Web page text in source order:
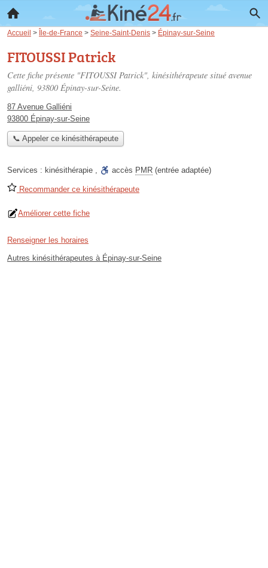
Accueil > Île-de-France > Seine-Saint-Denis > Épinay-sur-Seine
FITOUSSI Patrick
Cette fiche présente "FITOUSSI Patrick", kinésithérapeute situé avenue
galliéni, 93800 Épinay-sur-Seine.
87 Avenue Galliéni
93800 Épinay-sur-Seine
📞 Appeler ce kinésithérapeute
Services : kinésithérapie , accès PMR (entrée adaptée)
Recommander ce kinésithérapeute
Améliorer cette fiche
Renseigner les horaires
Autres kinésithérapeutes à Épinay-sur-Seine